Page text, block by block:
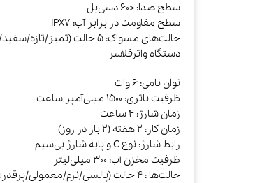
سطح صدا: <60 دسی‌بل
سطح مقاومت در برابر آب: IPX7
حالت‌های مسواک: 5 حالت (تمیز/تازه/سفید/براق/حساس)
دستگاه واترفلاسر
توان نامی: 6 وات
ظرفیت باتری: 1500 میلی‌آمپر ساعت
زمان شارژ: 4 ساعت
زمان کار: 2 هفته (2 بار در روز)
رابط شارژ: نوع C و پایه شارژ بی‌سیم
ظرفیت مخزن آب: 300 میلی‌لیتر
حالت‌ها : 4 حالت (پالسی/نرم/معمولی/پرقدرت)